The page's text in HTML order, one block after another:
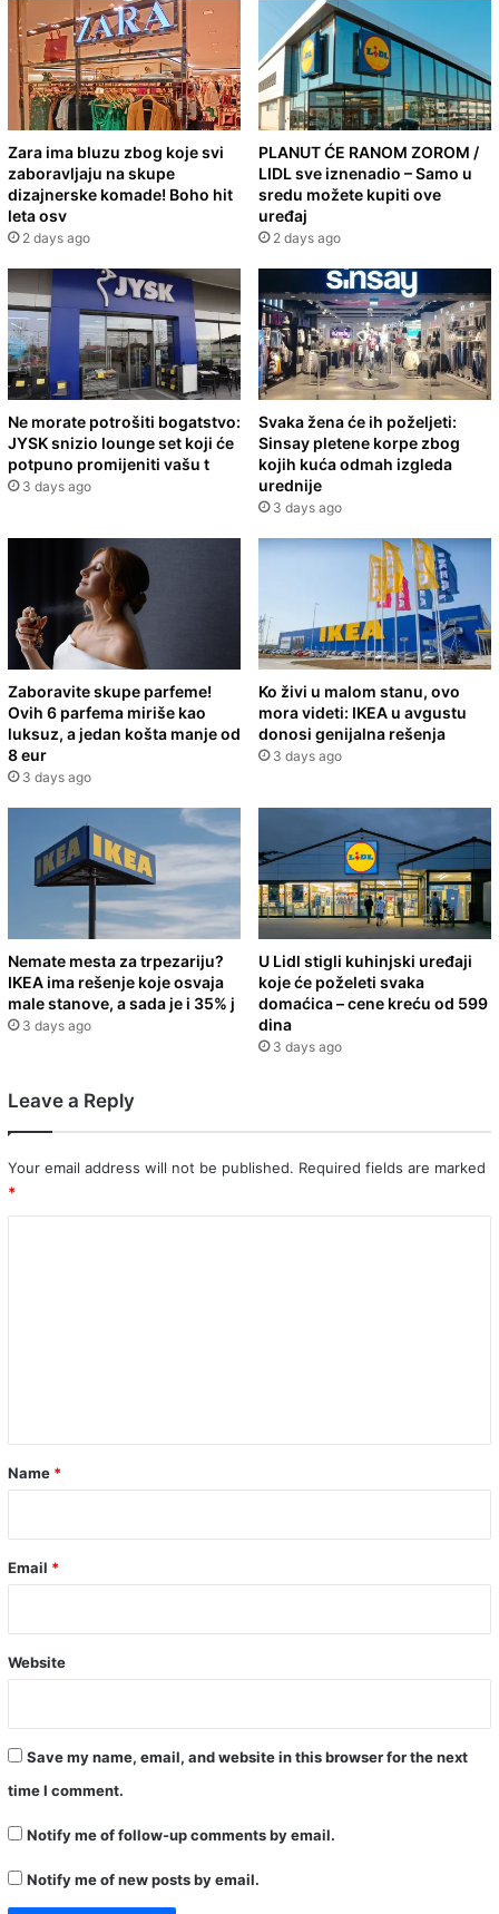
Zara ima bluzu zbog koje svi
zaboravljaju na skupe
dizajnerske komade! Boho hit
leta osv
2 days ago
PLANUT ĆE RANOM ZOROM /
LIDL sve iznenadio – Samo u
sredu možete kupiti ove
uređaj
2 days ago
Ne morate potrošiti bogatstvo:
JYSK snizio lounge set koji će
potpuno promijeniti vašu t
3 days ago
Svaka žena će ih poželjeti:
Sinsay pletene korpe zbog
kojih kuća odmah izgleda
urednije
3 days ago
Zaboravite skupe parfeme!
Ovih 6 parfema miriše kao
luksuz, a jedan košta manje od
8 eur
3 days ago
Ko živi u malom stanu, ovo
mora videti: IKEA u avgustu
donosi genijalna rešenja
3 days ago
Nemate mesta za trpezariju?
IKEA ima rešenje koje osvaja
male stanove, a sada je i 35% j
3 days ago
U Lidl stigli kuhinjski uređaji
koje će poželeti svaka
domaćica – cene kreću od 599
dina
3 days ago
Leave a Reply
Your email address will not be published. Required fields are marked
*
*
Name *
Email *
Website
Save my name, email, and website in this browser for the next
time I comment.
Notify me of follow-up comments by email.
Notify me of new posts by email.